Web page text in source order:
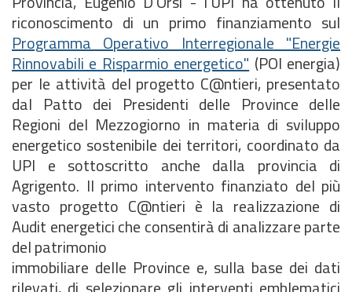
riconoscimento di un primo finanziamento sul
Programma Operativo Interregionale "Energie
Rinnovabili e Risparmio energetico" (POI energia)
per le attività del progetto C@ntieri, presentato
dal Patto dei Presidenti delle Province delle
Regioni del Mezzogiorno in materia di sviluppo
energetico sostenibile dei territori, coordinato da
UPI e sottoscritto anche dalla provincia di
Agrigento. Il primo intervento finanziato del più
vasto progetto C@ntieri è la realizzazione di
Audit energetici che consentirà di analizzare parte
del patrimonio
immobiliare delle Province e, sulla base dei dati